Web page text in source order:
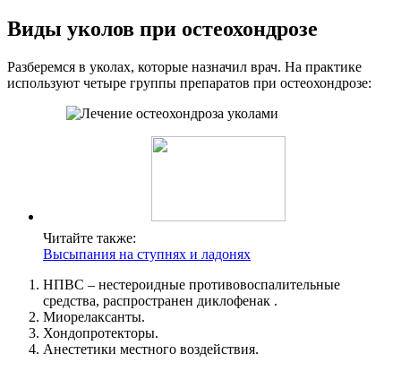
Виды уколов при остеохондрозе
Разберемся в уколах, которые назначил врач. На практике
используют четыре группы препаратов при остеохондрозе:
Читайте также:
Высыпания на ступнях и ладонях
НПВС – нестероидные противовоспалительные
средства, распространен диклофенак .
Миорелаксанты.
Хондопротекторы.
Анестетики местного воздействия.